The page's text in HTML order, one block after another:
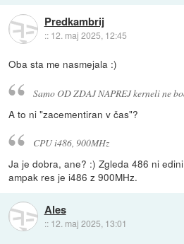
Predkambrij
:: 12. maj 2025, 12:45
Oba sta me nasmejala :)
Samo OD ZDAJ NAPREJ kerneli ne
A to ni "zacementiran v čas"?
CPU i486, 900MHz
Ja je dobra, ane? :) Zgleda 486 ni
ampak res je i486 z 900MHz.
Ales
:: 12. maj 2025, 13:01